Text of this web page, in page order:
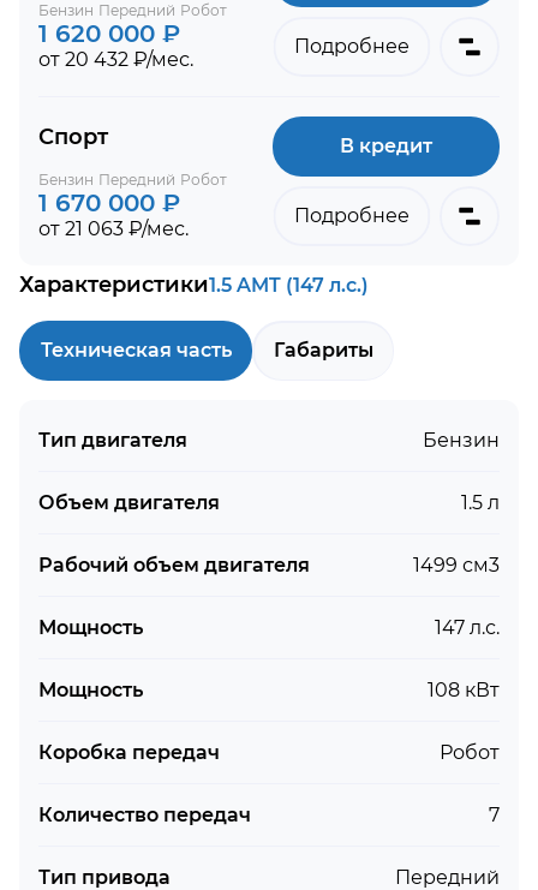
Бензин Передний Робот
1 620 000 ₽
от 20 432 ₽/мес.
Подробнее
Спорт
Бензин Передний Робот
1 670 000 ₽
от 21 063 ₽/мес.
В кредит
Подробнее
Характеристики1.5 AMT (147 л.с.)
Техническая часть Габариты
Тип двигателя Бензин
Объем двигателя 1.5 л
Рабочий объем двигателя 1499 см3
Мощность 147 л.с.
Мощность 108 кВт
Коробка передач Робот
Количество передач 7
Тип привода Передний